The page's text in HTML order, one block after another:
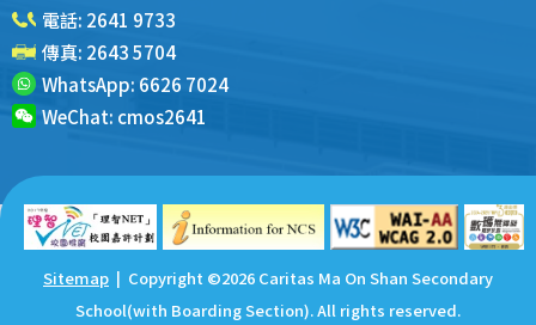
電話: 2641 9733
傳真: 2643 5704
WhatsApp: 6626 7024
WeChat: cmos2641
Sitemap | Copyright ©2026 Caritas Ma On Shan Secondary
School(with Boarding Section). All rights reserved.